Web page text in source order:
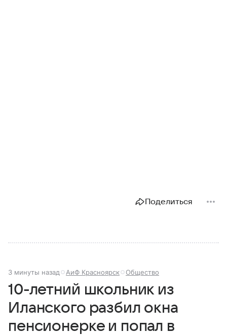
Поделиться
3 минуты назад АиФ Красноярск Общество
10-летний школьник из
Иланского разбил окна
пенсионерке и попал в